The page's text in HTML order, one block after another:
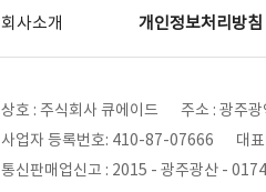
회사소개 개인정보처리방침
상호 : 주식회사 큐에이드 주소 : 광주
사업자 등록번호: 410-87-07666
대
통신판매업신고 : 2015 - 광주광산 -